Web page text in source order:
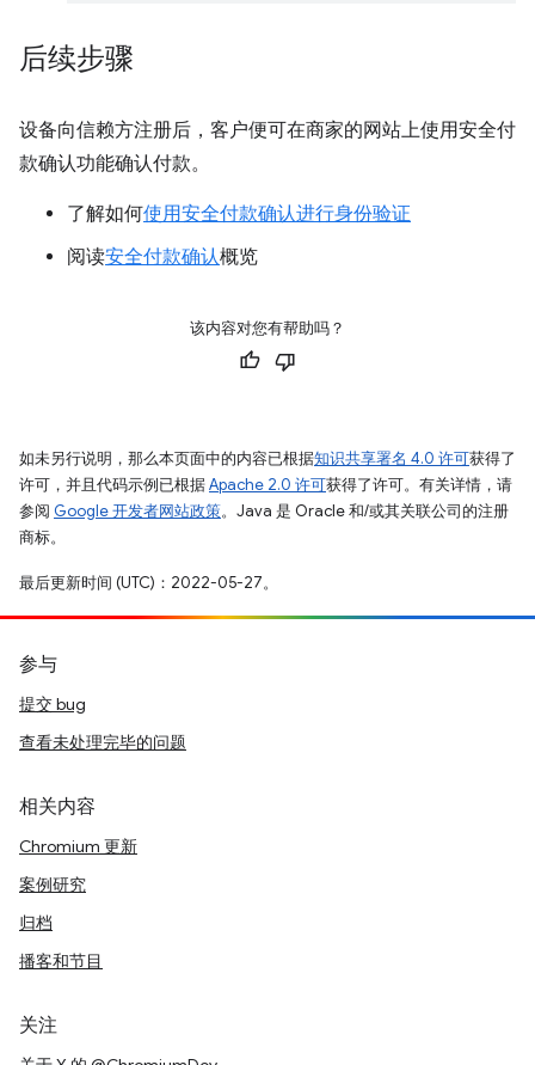
后续步骤
设备向信赖方注册后，客户便可在商家的网站上使用安全付
款确认功能确认付款。
了解如何使用安全付款确认进行身份验证
阅读安全付款确认概览
该内容对您有帮助吗？
如未另行说明，那么本页面中的内容已根据知识共享署名 4.0 许可获得了
许可，并且代码示例已根据Apache 2.0 许可获得了许可。有关详情，请
参阅 Google 开发者网站政策。Java 是 Oracle 和/或其关联公司的注册
商标。
最后更新时间 (UTC)：2022-05-27。
参与
提交 bug
查看未处理完毕的问题
相关内容
Chromium 更新
案例研究
归档
播客和节目
关注